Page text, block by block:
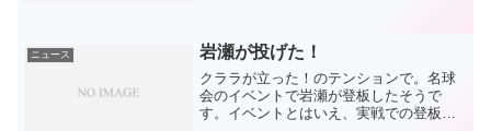
重。そこで、期待...
ニュース 岩瀬が投げた！
クララが立った！のテンションで。名球
会のイベントで岩瀬が登板したそうで
す。イベントとはいえ、実戦での登板は1